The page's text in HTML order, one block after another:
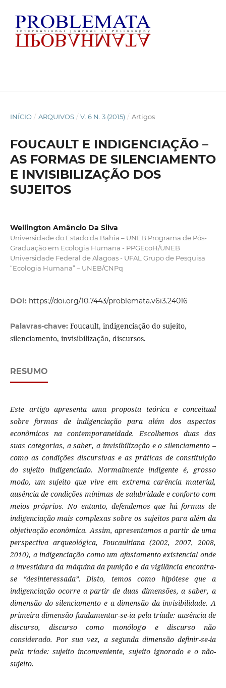
INÍCIO / ARQUIVOS / V. 6 N. 3 (2015) / Artigos
FOUCAULT E INDIGENCIAÇÃO –
AS FORMAS DE SILENCIAMENTO
E INVISIBILIZAÇÃO DOS
SUJEITOS
Wellington Amâncio Da Silva
Universidade do Estado da Bahia – UNEB Programa de Pós-
Graduação em Ecologia Humana - PPGEcoH/UNEB
Universidade Federal de Alagoas - UFAL Grupo de Pesquisa
“Ecologia Humana” – UNEB/CNPq
DOI: https://doi.org/10.7443/problemata.v6i3.24016
Palavras-chave: Foucault, indigenciação do sujeito,
silenciamento, invisibilização, discursos.
RESUMO
Este artigo apresenta uma proposta teórica e conceitual
sobre formas de indigenciação para além dos aspectos
econômicos na contemporaneidade. Escolhemos duas das
suas categorias, a saber, a invisibilização e o silenciamento –
como as condições discursivas e as práticas de constituição
do sujeito indigenciado. Normalmente indigente é, grosso
modo, um sujeito que vive em extrema carência material,
ausência de condições mínimas de salubridade e conforto com
meios próprios. No entanto, defendemos que há formas de
indigenciação mais complexas sobre os sujeitos para além da
objetivação econômica. Assim, apresentamos a partir de uma
perspectiva arqueológica, Foucaultiana (2002, 2007, 2008,
2010), a indigenciação como um afastamento existencial onde
a investidura da máquina da punição e da vigilância encontra-
se “desinteressada”. Disto, temos como hipótese que a
indigenciação ocorre a partir de duas dimensões, a saber, a
dimensão do silenciamento e a dimensão da invisibilidade. A
primeira dimensão fundamentar-se-ia pela tríade: ausência de
discurso, discurso como monólogo e discurso não
considerado. Por sua vez, a segunda dimensão definir-se-ia
pela tríade: sujeito inconveniente, sujeito ignorado e o não-
sujeito.